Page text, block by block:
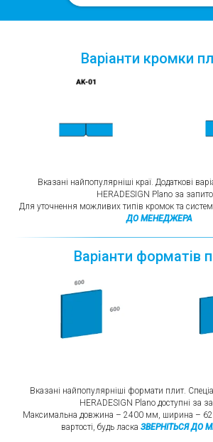
Варіанти кромки
Вказані найпопулярніші краї. Додаткові
HERADESIGN Plano за
Для уточнення можливих типів кромок та
ДО МЕНЕДЖЕРА
Варіанти форматів
Вказані найпопулярніші формати плит.
HERADESIGN Plano доступні за
Максимальна довжина – 2400 мм, ширина –
вартості, будь ласка ЗВЕРНІТЬСЯ ДО